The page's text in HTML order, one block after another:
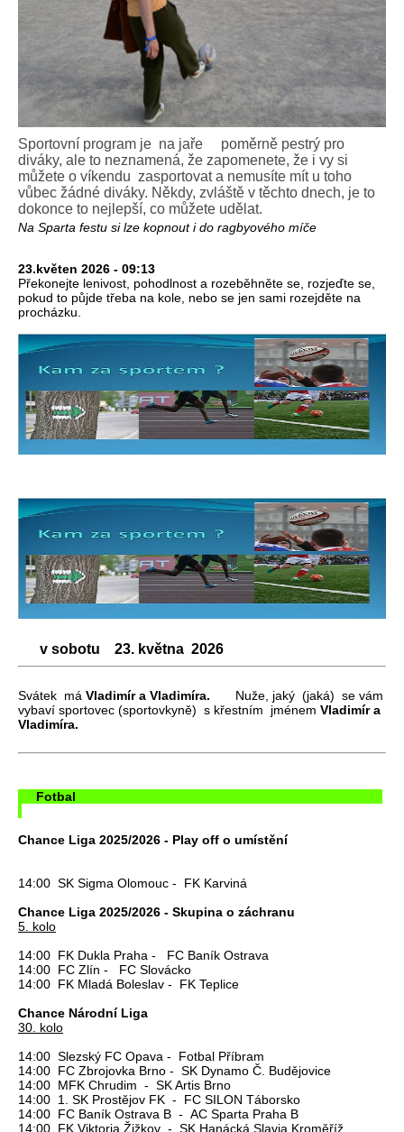
Sportovní program je na jaře poměrně pestrý pro
diváky, ale to neznamená, že zapomenete, že i vy si
můžete o víkendu zasportovat a nemusíte mít u toho
vůbec žádné diváky. Někdy, zvláště v těchto dnech, je to
dokonce to nejlepší, co můžete udělat.
Na Sparta festu si lze kopnout i do ragbyového míče
23.květen 2026 - 09:13
Překonejte lenivost, pohodlnost a rozeběhněte se, rozjeďte se,
pokud to půjde třeba na kole, nebo se jen sami rozejděte na
procházku.
v sobotu 23. května 2026
Svátek má Vladimír a Vladimíra.
Nuže, jaký (jaká) se vám
vybaví sportovec (sportovkyně) s křestním jménem Vladimír a
Vladimíra.
Fotbal
Chance Liga 2025/2026 - Play off o umístění
14:00 SK Sigma Olomouc - FK Karviná
Chance Liga 2025/2026 - Skupina o záchranu
5. kolo
14:00 FK Dukla Praha - FC Baník Ostrava
14:00 FC Zlín - FC Slovácko
14:00 FK Mladá Boleslav - FK Teplice
Chance Národní Liga
30. kolo
14:00 Slezský FC Opava - Fotbal Příbram
14:00 FC Zbrojovka Brno - SK Dynamo Č. Budějovice
14:00 MFK Chrudim - SK Artis Brno
14:00 1. SK Prostějov FK - FC SILON Táborsko
14:00 FC Baník Ostrava B - AC Sparta Praha B
14:00 FK Viktoria Žižkov - SK Hanácká Slavia Kroměříž